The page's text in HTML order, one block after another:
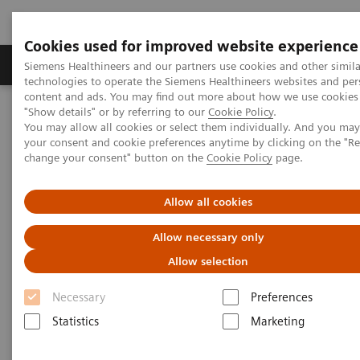
Cookies used for improved website experience
Siemens Healthineers and our partners use cookies and other
technologies to operate the Siemens Healthineers websites and
content and ads. You may find out more about how we use
"Show details" or by referring to our Cookie Policy.
You may allow all cookies or select them individually. And you
your consent and cookie preferences anytime by clicking on the
change your consent" button on the Cookie Policy page.
Allow all cookies
Allow necessary only
Allow selection
Necessary
Preferences
Statistics
Marketing
Grupy Produktów O nas Edukacja i
Siemens Healthineers Polska Point-of-Care Testing
wykonywania badań w miejscu
opieki nad pacjentem
(Point-of-Care Testing - POCT)
Opracowane by zapewnić natychmiastowe